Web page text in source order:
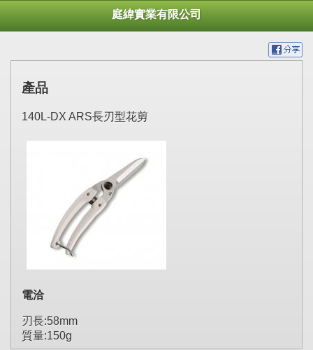
庭緯實業有限公司
產品
140L-DX ARS長刃型花剪
電洽
刃長:58mm
質量:150g